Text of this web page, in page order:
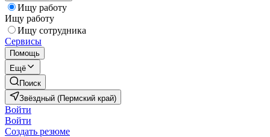
Ищу работу
Ищу работу
Ищу сотрудника
Сервисы
Помощь
Ещё
Поиск
Звёздный (Пермский край)
Войти
Войти
Создать резюме